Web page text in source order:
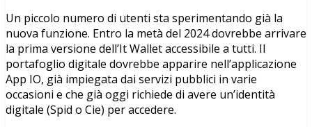
Un piccolo numero di utenti sta sperimentando già la
nuova funzione. Entro la metà del 2024 dovrebbe arrivare
la prima versione dell’It Wallet accessibile a tutti. Il
portafoglio digitale dovrebbe apparire nell’applicazione
App IO, già impiegata dai servizi pubblici in varie
occasioni e che già oggi richiede di avere un’identità
digitale (Spid o Cie) per accedere.